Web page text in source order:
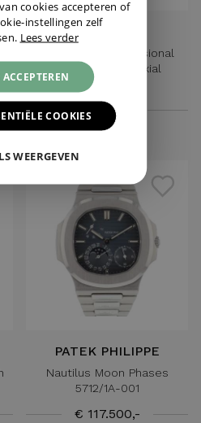
Seamaster Professional
300M GMT Co-Axial
Automatic
€ 3.250,-
PATEK PHILIPPE
Nautilus Moon Phases
5712/1A-001
€ 117.500,-
cookies accepteren of
instellingen zelf
Lees verder
COOKIES
WEERGEVEN